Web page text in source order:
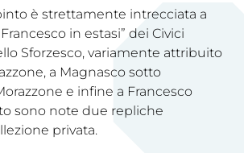
è strettamente intrecciata a
in estasi” dei Civici
Sforzesco, variamente attribuito
a Magnasco sotto
e infine a Francesco
sono note due repliche
privata.